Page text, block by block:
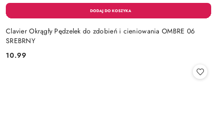
Clavier Okrągły Pędzelek do zdobień i cieniowania OMBRE 06
SREBRNY
Cena:
10.99